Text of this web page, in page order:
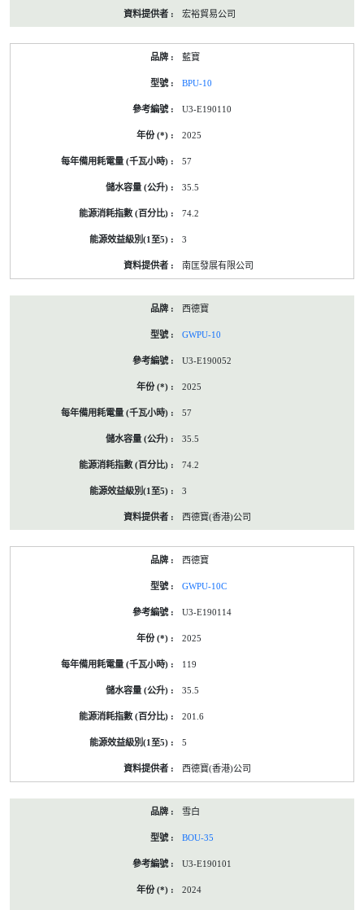
宏裕貿易公司
藍寶
BPU-10
U3-E190110
2025
57
35.5
74.2
3
南匡發展有限公司
西德寶
GWPU-10
U3-E190052
2025
57
35.5
74.2
3
西德寶(香港)公司
西德寶
GWPU-10C
U3-E190114
2025
119
35.5
201.6
5
西德寶(香港)公司
雪白
BOU-35
U3-E190101
2024